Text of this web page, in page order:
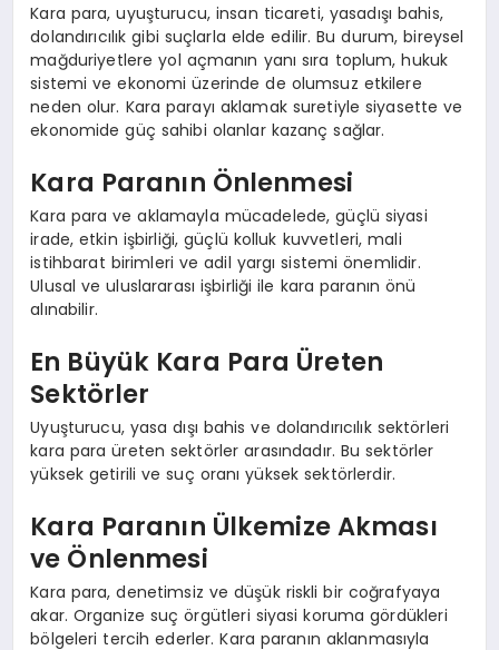
Kara para, uyuşturucu, insan ticareti, yasadışı bahis,
dolandırıcılık gibi suçlarla elde edilir. Bu durum, bireysel
mağduriyetlere yol açmanın yanı sıra toplum, hukuk
sistemi ve ekonomi üzerinde de olumsuz etkilere
neden olur. Kara parayı aklamak suretiyle siyasette ve
ekonomide güç sahibi olanlar kazanç sağlar.
Kara Paranın Önlenmesi
Kara para ve aklamayla mücadelede, güçlü siyasi
irade, etkin işbirliği, güçlü kolluk kuvvetleri, mali
istihbarat birimleri ve adil yargı sistemi önemlidir.
Ulusal ve uluslararası işbirliği ile kara paranın önü
alınabilir.
En Büyük Kara Para Üreten
Sektörler
Uyuşturucu, yasa dışı bahis ve dolandırıcılık sektörleri
kara para üreten sektörler arasındadır. Bu sektörler
yüksek getirili ve suç oranı yüksek sektörlerdir.
Kara Paranın Ülkemize Akması
ve Önlenmesi
Kara para, denetimsiz ve düşük riskli bir coğrafyaya
akar. Organize suç örgütleri siyasi koruma gördükleri
bölgeleri tercih ederler. Kara paranın aklanmasıyla